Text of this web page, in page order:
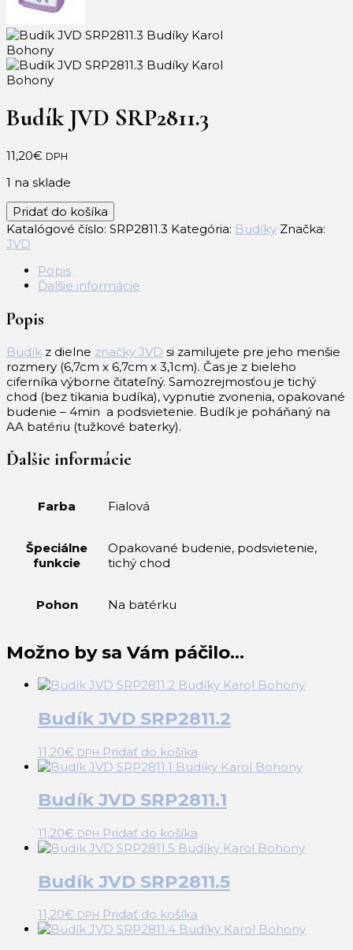
Budík JVD SRP2811.3
11,20€ DPH
1 na sklade
množstvo
Budík
JVD
SRP2811.3
Pridať do košíka
Katalógové číslo: SRP2811.3 Kategória: Budíky Značka:
JVD
Popis
Ďalšie informácie
Popis
Budík z dielne značky JVD si zamilujete pre jeho menšie
rozmery (6,7cm x 6,7cm x 3,1cm). Čas je z bieleho
ciferníka výborne čitateľný. Samozrejmosťou je tichý
chod (bez tikania budíka), vypnutie zvonenia, opakované
budenie – 4min a podsvietenie. Budík je poháňaný na
AA batériu (tužkové baterky).
Ďalšie informácie
Farba Fialová
Špeciálne
funkcie
Opakované budenie, podsvietenie,
tichý chod
Pohon Na batérku
Možno by sa Vám páčilo…
Budík JVD SRP2811.2
11,20€ DPH Pridať do košíka
Budík JVD SRP2811.1
11,20€ DPH Pridať do košíka
Budík JVD SRP2811.5
11,20€ DPH Pridať do košíka